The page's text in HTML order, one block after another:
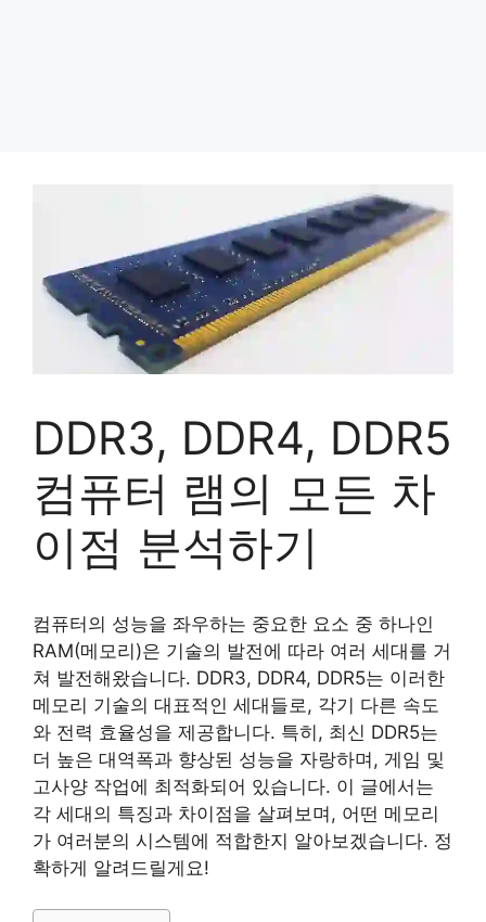
DDR3, DDR4, DDR5
컴퓨터 램의 모든 차
이점 분석하기
컴퓨터의 성능을 좌우하는 중요한 요소 중 하나인
RAM(메모리)은 기술의 발전에 따라 여러 세대를 거
쳐 발전해왔습니다. DDR3, DDR4, DDR5는 이러한
메모리 기술의 대표적인 세대들로, 각기 다른 속도
와 전력 효율성을 제공합니다. 특히, 최신 DDR5는
더 높은 대역폭과 향상된 성능을 자랑하며, 게임 및
고사양 작업에 최적화되어 있습니다. 이 글에서는
각 세대의 특징과 차이점을 살펴보며, 어떤 메모리
가 여러분의 시스템에 적합한지 알아보겠습니다. 정
확하게 알려드릴게요!